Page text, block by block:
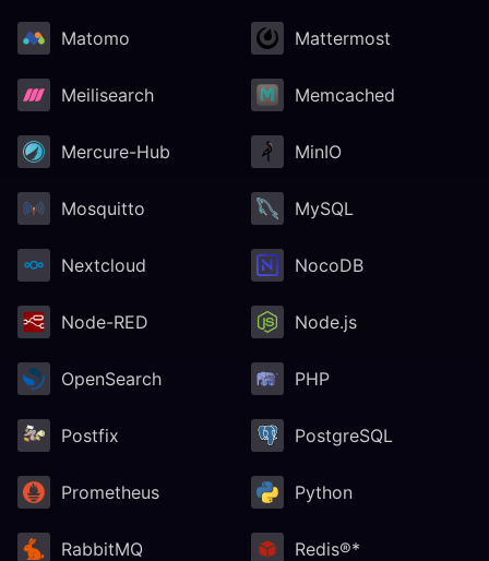
Matomo Mattermost
Meilisearch Memcached
Mercure-Hub MinIO
Mosquitto MySQL
Nextcloud NocoDB
Node-RED Node.js
OpenSearch PHP
Postfix PostgreSQL
Prometheus Python
RabbitMQ Redis®*